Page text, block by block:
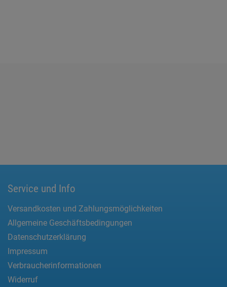
Service und Info
Versandkosten und Zahlungsmöglichkeiten
Allgemeine Geschäftsbedingungen
Datenschutzerklärung
Impressum
Verbraucherinformationen
Widerruf